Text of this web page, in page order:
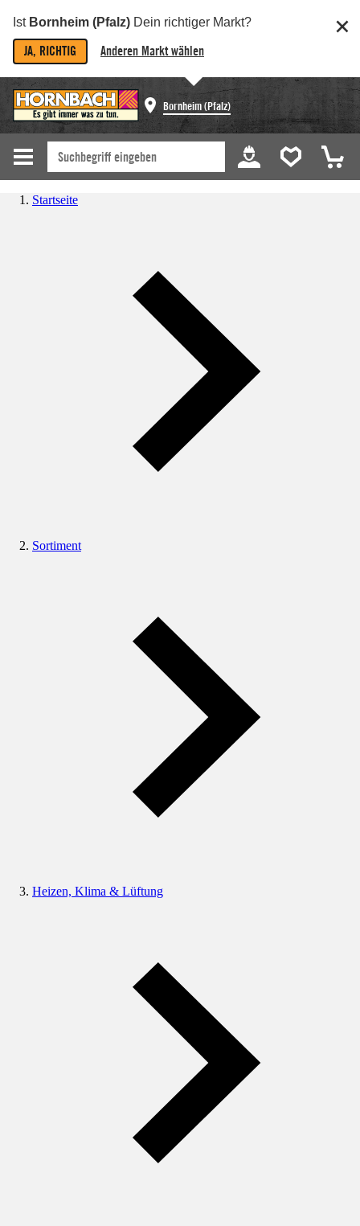
Ist Bornheim (Pfalz) Dein richtiger Markt?
JA, RICHTIG Anderen Markt wählen
Bornheim (Pfalz)
Startseite
Sortiment
Heizen, Klima & Lüftung